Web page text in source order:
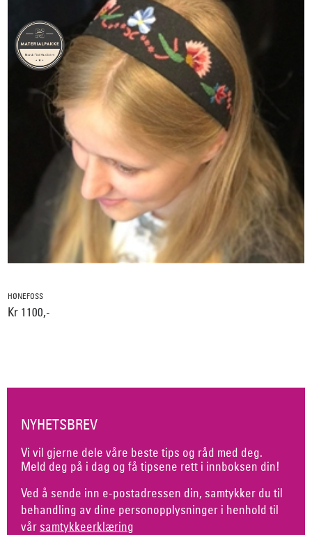
HØNEFOSS
Kr 1100,-
NYHETSBREV
Vi vil gjerne dele våre beste tips og råd med deg.
Meld deg på i dag og få tipsene rett i innboksen din!
Ved å sende inn e-postadressen din, samtykker du til
behandling av dine personopplysninger i henhold til
vår samtykkeerklæring